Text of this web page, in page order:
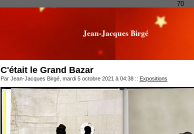
70
Jean-Jacques Birgé
C'était le Grand Bazar
Par Jean-Jacques Birgé, mardi 5 octobre 2021 à 04:38 :: Expositions